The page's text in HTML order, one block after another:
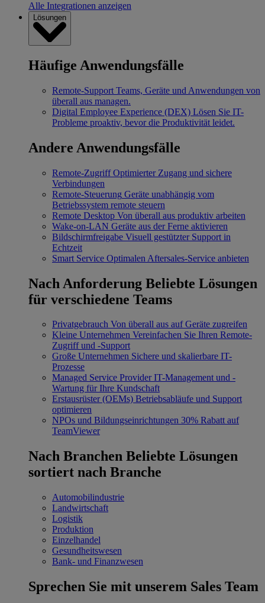
Alle Integrationen anzeigen
Lösungen
Häufige Anwendungsfälle
Remote-Support Teams, Geräte und Anwendungen von
überall aus managen.
Digital Employee Experience (DEX) Lösen Sie IT-
Probleme proaktiv, bevor die Produktivität leidet.
Andere Anwendungsfälle
Remote-Zugriff Optimierter Zugang und sichere
Verbindungen
Remote-Steuerung Geräte unabhängig vom
Betriebssystem remote steuern
Remote Desktop Von überall aus produktiv arbeiten
Wake-on-LAN Geräte aus der Ferne aktivieren
Bildschirmfreigabe Visuell gestützter Support in
Echtzeit
Smart Service Optimalen Aftersales-Service anbieten
Nach Anforderung Beliebte Lösungen
für verschiedene Teams
Privatgebrauch Von überall aus auf Geräte zugreifen
Kleine Unternehmen Vereinfachen Sie Ihren Remote-
Zugriff und -Support
Große Unternehmen Sichere und skalierbare IT-
Prozesse
Managed Service Provider IT-Management und -
Wartung für Ihre Kundschaft
Erstausrüster (OEMs) Betriebsabläufe und Support
optimieren
NPOs und Bildungseinrichtungen 30% Rabatt auf
TeamViewer
Nach Branchen Beliebte Lösungen
sortiert nach Branche
Automobilindustrie
Landwirtschaft
Logistik
Produktion
Einzelhandel
Gesundheitswesen
Bank- und Finanzwesen
Sprechen Sie mit unserem Sales Team